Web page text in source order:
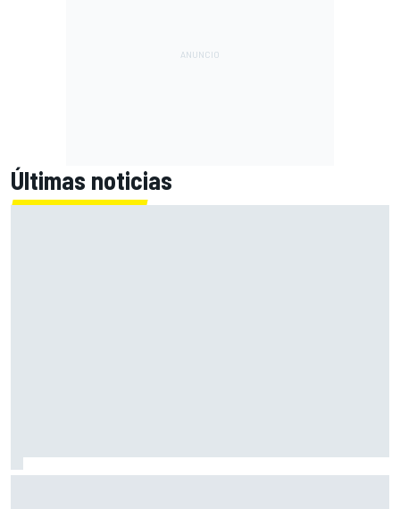
Últimas noticias